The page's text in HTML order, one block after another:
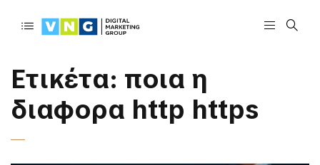
Ετικέτα: ποια η
διαφορα http https